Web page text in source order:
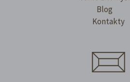
Blog
Kontakty